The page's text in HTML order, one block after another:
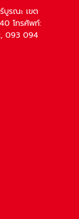
บูรณะ เขต
โทรศัพท์:
093 094